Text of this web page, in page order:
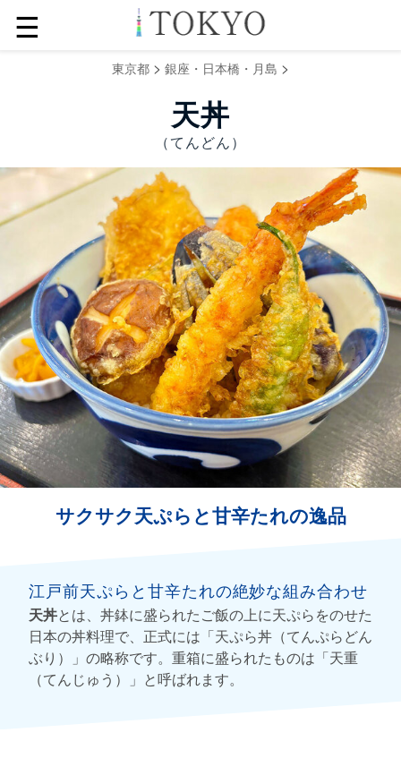
☰
東京都 > 銀座・日本橋・月島 >
天丼
（てんどん）
サクサク天ぷらと甘辛たれの逸品
江戸前天ぷらと甘辛たれの絶妙な組み合わせ
天丼とは、丼鉢に盛られたご飯の上に天ぷらをのせた
日本の丼料理で、正式には「天ぷら丼（てんぷらどん
ぶり）」の略称です。重箱に盛られたものは「天重
（てんじゅう）」と呼ばれます。